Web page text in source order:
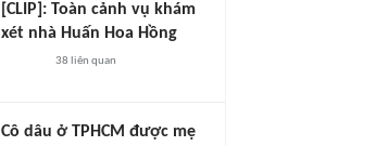
[CLIP]: Toàn cảnh vụ khám
xét nhà Huấn Hoa Hồng
38 liên quan
Cô dâu ở TPHCM được mẹ